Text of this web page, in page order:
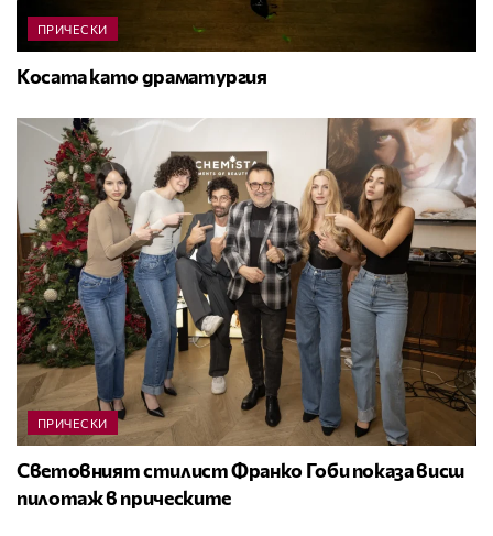
ПРИЧЕСКИ
Косата като драматургия
ПРИЧЕСКИ
Световният стилист Франко Гоби показа висш
пилотаж в прическите